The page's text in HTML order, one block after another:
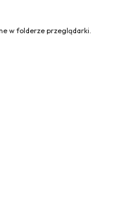
w folderze przeglądarki.